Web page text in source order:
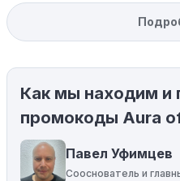
Уже со скидкой:В
вас товар может быть
магазины предлагают
Ограничения на
Некоторые промокоды
определенные товары,
пытаетесь применить код
соответствующему
Как мы находим и
промокоды Aura
Павел Уфимцев
Сооснователь и